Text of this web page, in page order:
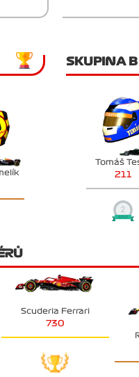
SKUPINA B
Tomáš
211
Scuderia Ferrari
730